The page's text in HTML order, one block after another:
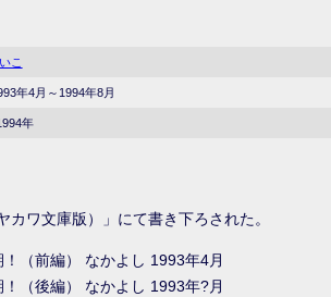
こ
年4月～1994年8月
年
ワ文庫版）」にて書き下ろされた。
（前編） なかよし 1993年4月
（後編） なかよし 1993年?月